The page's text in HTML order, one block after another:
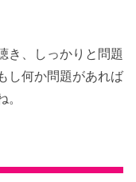
き、しっかりと問題
し何か問題があれば